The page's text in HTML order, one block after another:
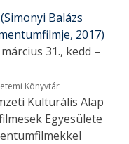
Balázs
2017)
31., kedd –
Könyvtár
Kulturális Alap
Egyesülete